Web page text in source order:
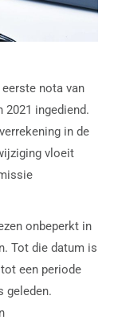
nota van
ingediend.
in de
vloeit
onbeperkt in
Tot die datum is
een periode
geleden.